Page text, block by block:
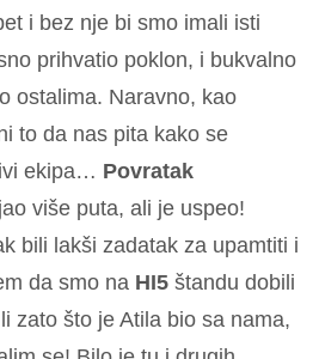
i bez nje bi smo imali isti
prihvatio poklon, i bukvalno
ostalima. Naravno, kao
to da nas pita kako se
ekipa… Povratak
više puta, ali je uspeo!
bili lakši zadatak za upamtiti i
da smo na HI5štandu dobili
zato što je Atila bio sa nama,